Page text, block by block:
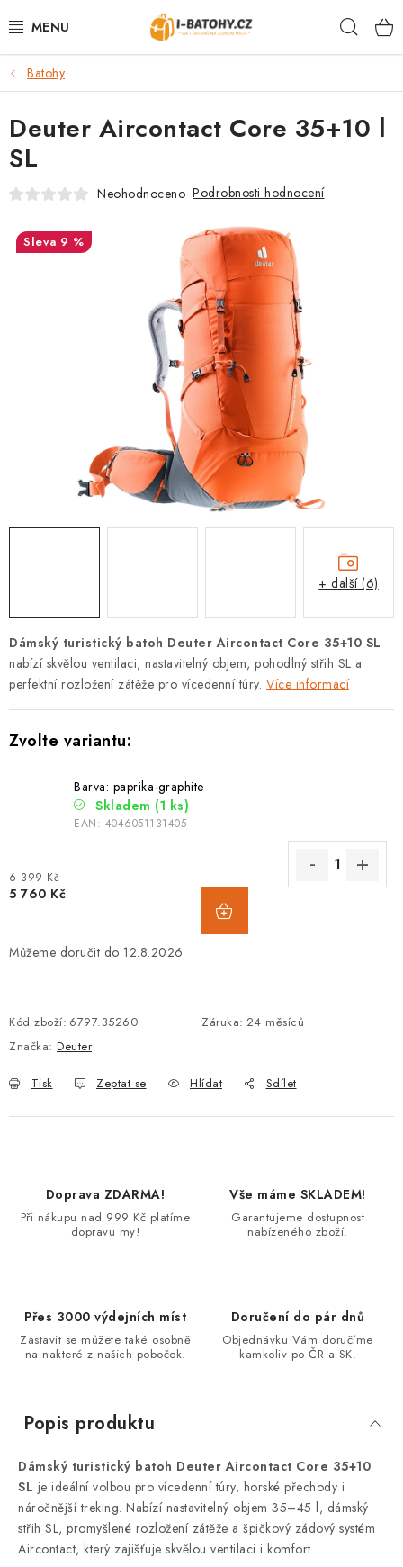
na
VÝPRODEJ %
BATOHY
TAŠKY, KABELKY
DOPLŇKY A PŘÍSLUŠENSTVÍ
Doprava a platba Vše o nákupu Kontakty
Poradna
O nás
Blog
Batohy
Dámský turistický batoh Deuter Aircontact Core 35+10 SL
nabízí skvělou ventilaci, nastavitelný objem, pohodlný střih SL a
perfektní rozložení zátěže pro vícedenní túry. Více informací
Barva: paprika-graphite
Skladem (1 ks)
EAN: 4046051131405
6 399 Kč
5 760 Kč
12.8.2026
Kód zboží: 6797.35260 Záruka: 24 měsíců
Značka: Deuter
Tisk Zeptat se Hlídat Sdílet
Deuter Aircontact Core 35+10 l
SL
Neohodnoceno Podrobnosti hodnocení
9 %
+ další (6)
Doprava ZDARMA!
Při nákupu nad 999 Kč platíme
dopravu my!
Vše máme SKLADEM!
Garantujeme dostupnost
nabízeného zboží.
Přes 3000 výdejních míst
Zastavit se můžete také osobně
na nakteré z našich poboček.
Doručení do pár dnů
Objednávku Vám doručíme
kamkoliv po ČR a SK.
Popis produktu
Dámský turistický batoh Deuter Aircontact Core 35+10
SL je ideální volbou pro vícedenní túry, horské přechody i
náročnějšítreking. Nabízí nastavitelný objem 35–45 l, dámský
střih SL, promyšlené rozložení zátěže a špičkový zádový systém
Aircontact, který zajišťuje skvělou ventilaci i komfort.